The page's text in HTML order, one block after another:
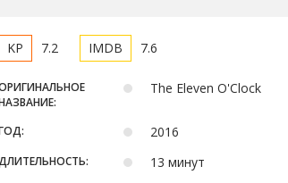
7.2 7.6
The Eleven O'Clock
2016
13 минут